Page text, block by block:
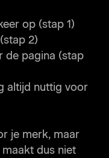
op (stap 1)
2)
de pagina (stap
altijd nuttig voor
je merk, maar
dus niet